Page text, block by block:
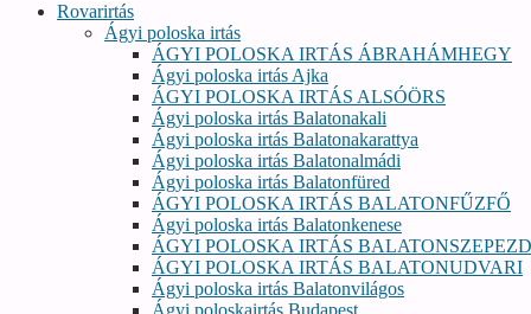
Rovarirtás
Ágyi poloska irtás
ÁGYI POLOSKA IRTÁS ÁBRAHÁMHEGY
Ágyi poloska irtás Ajka
ÁGYI POLOSKA IRTÁS ALSÓÖRS
Ágyi poloska irtás Balatonakali
Ágyi poloska irtás Balatonakarattya
Ágyi poloska irtás Balatonalmádi
Ágyi poloska irtás Balatonfüred
ÁGYI POLOSKA IRTÁS BALATONFŰZFŐ
Ágyi poloska irtás Balatonkenese
ÁGYI POLOSKA IRTÁS BALATONSZEPEZD
ÁGYI POLOSKA IRTÁS BALATONUDVARI
Ágyi poloska irtás Balatonvilágos
Ágyi poloskairtás Budapest